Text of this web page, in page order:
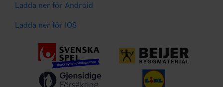
Ladda ner för Android
Ladda ner för IOS